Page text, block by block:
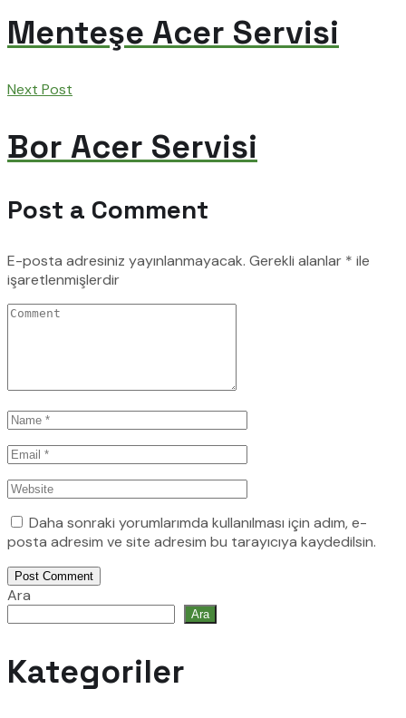
Menteşe Acer Servisi
Next Post
Bor Acer Servisi
Post a Comment
E-posta adresiniz yayınlanmayacak. Gerekli alanlar * ile
işaretlenmişlerdir
Daha sonraki yorumlarımda kullanılması için adım, e-
posta adresim ve site adresim bu tarayıcıya kaydedilsin.
Post Comment
Ara
Ara
Kategoriler